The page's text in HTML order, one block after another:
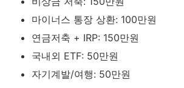
마이너스 통장 상환: 100만원
연금저축 + IRP: 150만원
국내외 ETF: 50만원
자기계발/여행: 50만원